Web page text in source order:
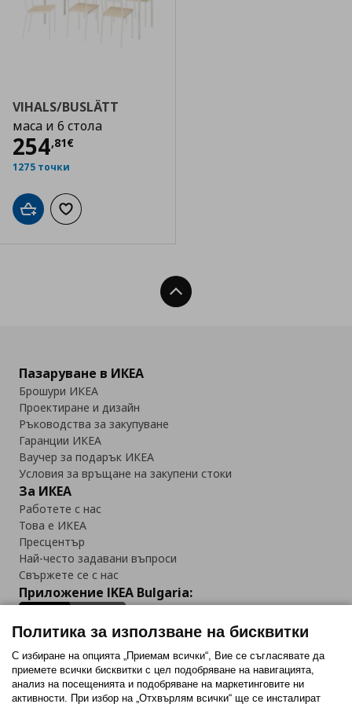
VIHALS/BUSLÄTT
маса и 6 стола
254,81€
Цена
1275 точки
Добави в кошницата
Добави към списъка с любими
Нагоре
Пазаруване в ИКЕА
Брошури ИКЕА
Проектиране и дизайн
Ръководства за закупуване
Гаранции ИКЕА
Ваучер за подарък ИКЕА
Условия за връщане на закупени стоки
За ИКЕА
Работете с нас
Това е ИКЕА
Пресцентър
Най-често задавани въпроси
Свържете се с нас
Приложение IKEA Bulgaria:
Последвайте ни:
Политика за използване на бисквитки
С избиране на опцията „Приемам всички“, Вие се съгласявате да
приемете всички бисквитки с цел подобряване на навигацията,
анализ на посещенията и подобряване на маркетинговите ни
активности. При избор на „Отхвърлям всички“ ще се инсталират